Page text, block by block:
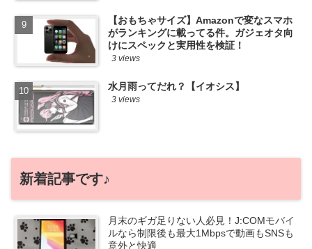
【おもちゃサイズ】Amazonで変なスマホ
がランキングに載ってる件。ガジェオタ向
けにスペックと実用性を検証！
3 views
水月雨ってだれ？【イオシス】
3 views
新着記事です♪
月末のギガ足りない人必見！J:COMモバイ
ルなら制限後も最大1Mbpsで動画もSNSも
意外と快適